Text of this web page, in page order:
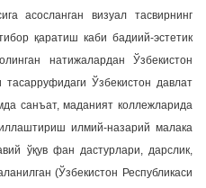
асосланган визуал тасвирнинг
қаратиш каби бадиий-эстетик
натижалардан Ўзбекистон
тасарруфидаги Ўзбекистон давлат
санъат, маданият коллежларида
илмий-назарий малака
ўқув фан дастурлари, дарслик,
(Ўзбекистон Республикаси